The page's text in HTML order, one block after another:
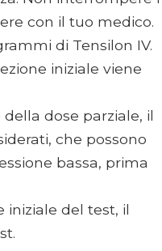
con il tuo medico.
di Tensilon IV.
iniziale viene
dose parziale, il
che possono
bassa, prima
iniziale del test, il